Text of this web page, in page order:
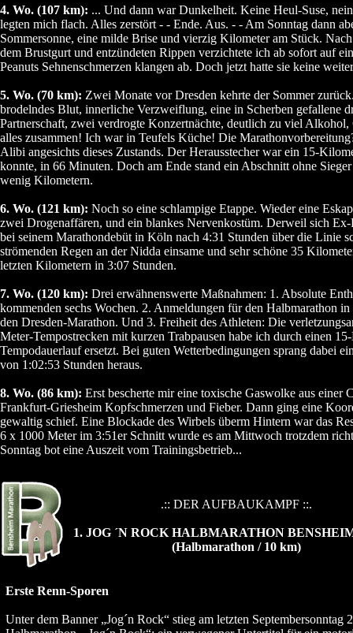
4. Wo. (107 km): ... Und dann war Dunkelheit. Keine Heul-Suse,
legten mich flach. Alles zerstört - - Ende. Aus. - - Am Sonntag dann
Sommersonne, eine milde Brise und vierzig Kilometer am Stück.
dem Brustgurt und entzündeten Rippen verzichtete ich ab sofort auf
Peanuts Sehnenschmerzen klangen ab. Doch jetzt hatte sie keine
5. Wo. (70 km): Zwei Monate vor Dresden kehrte der Sommer
brodelndes Blut, innerliche Verzweiflung, eine in Scherben gefallene
Partnerschaft, zwei verdrogte Konzertnächte, deutlich zu viel
alles zusammen! Ich war in Teufels Küche! Die
Alibi angesichts dieses Zustands. Der Herausstecher war ein 15-
konnte, in 66 Minuten. Doch am Ende stand ein Abschnitt ohne
wenig Kilometern.
6. Wo. (121 km): Noch so eine schlampige Etappe. Wieder eine
zwei Drogenaffären, und ein blankes Nervenkostüm. Derweil sich
bei seinem Marathondebüt in Köln nach 4:31 Stunden über die Linie
strömenden Regen an der Nidda einsame und sehr schöne 35
letzten Kilometern in 3:07 Stunden.
7. Wo. (120 km): Drei erwähnenswerte Maßnahmen: 1. Absolute
kommenden sechs Wochen. 2. Anmeldungen für den Halbmarathon
den Dresden-Marathon. Und 3. Freiheit des Athleten: Die
Meter-Tempostrecken mit kurzen Trabpausen habe ich durch einen
Tempodauerlauf ersetzt. Bei guten Wetterbedingungen sprang dabei
von 1:02:53 Stunden heraus.
8. Wo. (86 km): Erst bescherte mir eine toxische Gaswolke aus einer
Frankfurt-Griesheim Kopfschmerzen und Fieber. Dann ging eine
gewaltig schief. Eine Blockade des Wirbels überm Hintern war das
6 x 1000 Meter im 3:51er Schnitt wurde es am Mittwoch trotzdem
Sonntag bot eine Auszeit vom Trainingsbetrieb...
.:: DER AUFBAUKAMPF ::.
1. JOG ´N ROCK HALBMARATHON
(Halbmarathon / 10 km)
Erste Renn-Sporen
Unter dem Banner „Jog´n Rock“ stieg am letzten Septembersonntag